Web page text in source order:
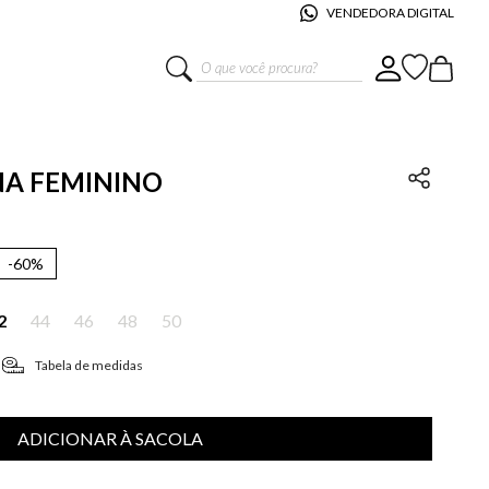
VENDEDORA DIGITAL
O que você procura?
FEMININO
-60%
44 46 48 50
Tabela de medidas
ADICIONAR À SACOLA